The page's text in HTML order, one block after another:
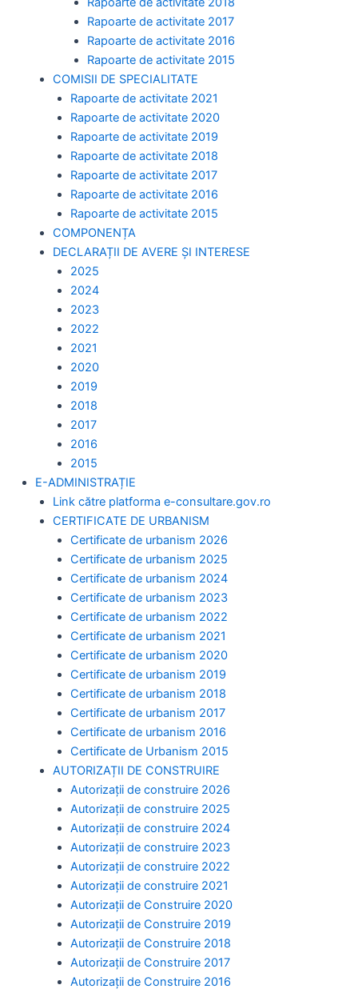
Rapoarte de activitate 2017
Rapoarte de activitate 2016
Rapoarte de activitate 2015
COMISII DE SPECIALITATE
Rapoarte de activitate 2021
Rapoarte de activitate 2020
Rapoarte de activitate 2019
Rapoarte de activitate 2018
Rapoarte de activitate 2017
Rapoarte de activitate 2016
Rapoarte de activitate 2015
COMPONENȚA
DECLARAȚII DE AVERE ȘI INTERESE
2025
2024
2023
2022
2021
2020
2019
2018
2017
2016
2015
E-ADMINISTRAȚIE
Link către platforma e-consultare.gov.ro
CERTIFICATE DE URBANISM
Certificate de urbanism 2026
Certificate de urbanism 2025
Certificate de urbanism 2024
Certificate de urbanism 2023
Certificate de urbanism 2022
Certificate de urbanism 2021
Certificate de urbanism 2020
Certificate de urbanism 2019
Certificate de urbanism 2018
Certificate de urbanism 2017
Certificate de urbanism 2016
Certificate de Urbanism 2015
AUTORIZAȚII DE CONSTRUIRE
Autorizații de construire 2026
Autorizații de construire 2025
Autorizații de construire 2024
Autorizații de construire 2023
Autorizații de construire 2022
Autorizații de construire 2021
Autorizații de Construire 2020
Autorizații de Construire 2019
Autorizaţii de Construire 2018
Autorizaţii de Construire 2017
Autorizaţii de Construire 2016